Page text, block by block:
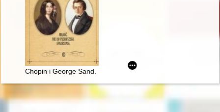
Chopin i George Sand. Miłość nie od pierwszego spojrzenia